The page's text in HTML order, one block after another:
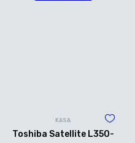
KASA
Toshiba Satellite L350-